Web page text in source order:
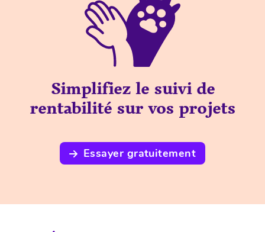
Simplifiez le suivi de
rentabilité sur vos projets
Essayer gratuitement